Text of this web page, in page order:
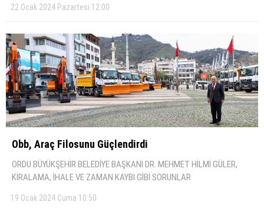
22 Ocak 2024 Pazartesi 12:00
Obb, Araç Fi̇losunu Güçlendi̇rdi̇
ORDU BÜYÜKŞEHİR BELEDİYE BAŞKANI DR. MEHMET HİLMİ GÜLER,
KİRALAMA, İHALE VE ZAMAN KAYBI GİBİ SORUNLAR
19 Ocak 2024 Cuma 10:50